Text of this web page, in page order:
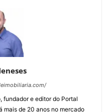
fundador e editor do Portal
mais de 20 anos no mercado